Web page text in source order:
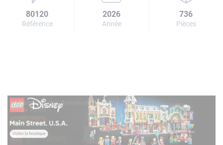
80120
Référence
2026
Année
736
Pièces